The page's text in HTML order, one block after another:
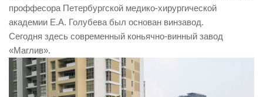
проффесора Петербургской медико-хирургической
академии Е.А. Голубева был основан винзавод.
Сегодня здесь современный коньячно-винный завод
«Маглив».